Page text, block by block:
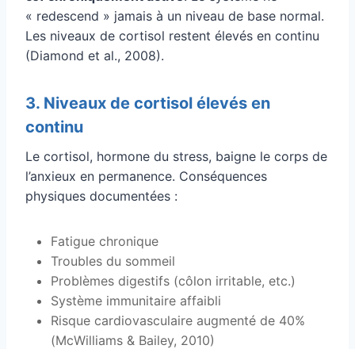
« redescend » jamais à un niveau de base normal.
Les niveaux de cortisol restent élevés en continu
(Diamond et al., 2008).
3. Niveaux de cortisol élevés en
continu
Le cortisol, hormone du stress, baigne le corps de
l’anxieux en permanence. Conséquences
physiques documentées :
Fatigue chronique
Troubles du sommeil
Problèmes digestifs (côlon irritable, etc.)
Système immunitaire affaibli
Risque cardiovasculaire augmenté de 40%
(McWilliams & Bailey, 2010)